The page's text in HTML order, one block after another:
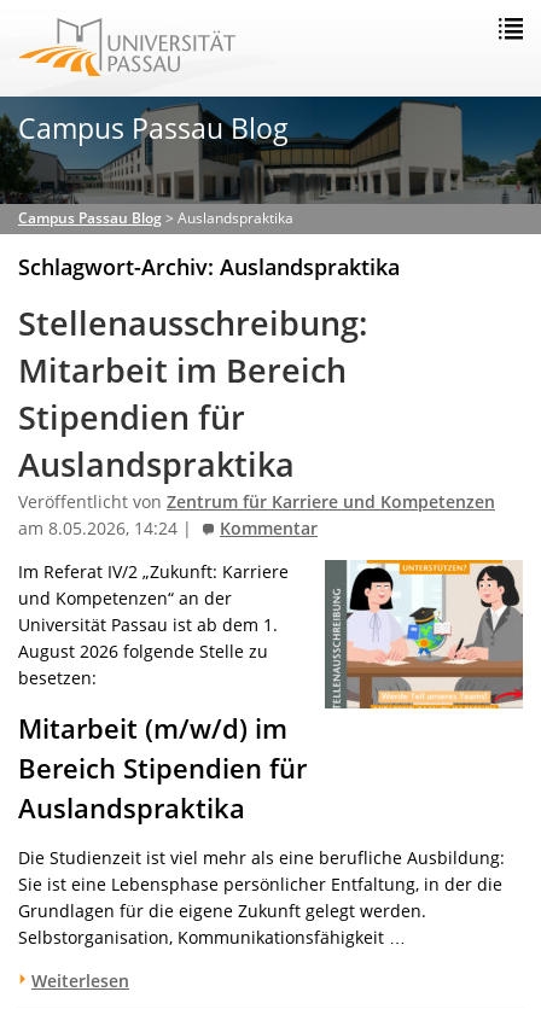
Campus Passau Blog
Campus Passau Blog> Auslandspraktika
Schlagwort-Archiv: Auslandspraktika
Stellenausschreibung:
Mitarbeit im Bereich
Stipendien für
Auslandspraktika
Veröffentlicht von Zentrum für Karriere und Kompetenzen
am 8.05.2026, 14:24 |
Kommentar
Im Referat IV/2 „Zukunft: Karriere
und Kompetenzen“ an der
Universität Passau ist ab dem 1.
August 2026 folgende Stelle zu
besetzen:
Mitarbeit (m/w/d) im
Bereich Stipendien für
Auslandspraktika
Die Studienzeit ist viel mehr als eine berufliche Ausbildung:
Sie ist eine Lebensphase persönlicher Entfaltung, in der die
Grundlagen für die eigene Zukunft gelegt werden.
Selbstorganisation, Kommunikationsfähigkeit …
Weiterlesen